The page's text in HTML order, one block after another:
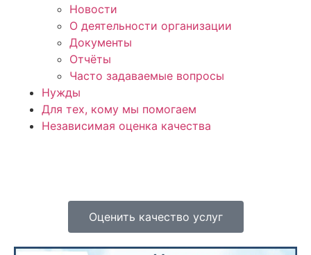
Новости
О деятельности организации
Документы
Отчёты
Часто задаваемые вопросы
Нужды
Для тех, кому мы помогаем
Независимая оценка качества
Оценить качество услуг